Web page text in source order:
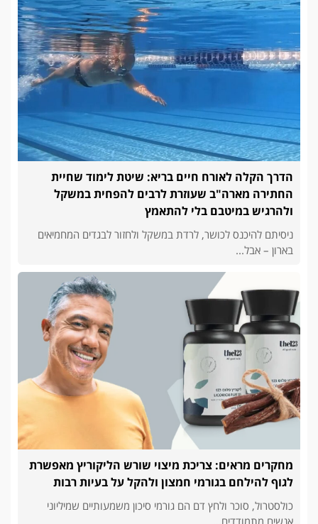
הדרך הקלה לאורח חיים בריא: שיטת לימוד שחיית
החתירה מארה"ב שעוזרת לרבים להפחית במשקל
ולהרגיש במיטבם בלי להתאמץ
ניסיתם להיכנס לכושר, לרדת במשקל ולחזור לבגדים המחמיאים
בארון – אבל...
מחקרים מראים: צריכת מיצוי שורש הליקוריץ מאפשרת
לגוף להילחם בגורמי חמצון ולהקל על בעיות רבות
כולסטרול, סוכר ולחץ דם הם גורמי סיכון משמעותיים שמיליוני